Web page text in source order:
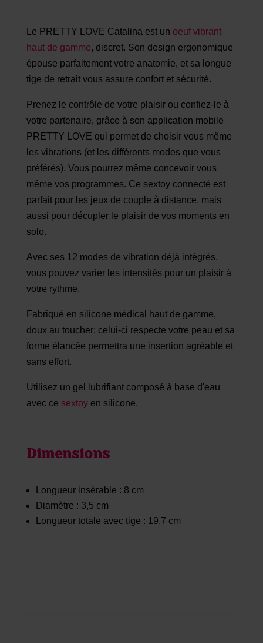
Le PRETTY LOVE Catalina est un oeuf vibrant
haut de gamme, discret. Son design ergonomique
épouse parfaitement votre anatomie, et sa longue
tige de retrait vous assure confort et sécurité.
Prenez le contrôle de votre plaisir ou confiez-le à
votre partenaire, grâce à son application mobile
PRETTY LOVE qui permet de choisir vous même
les vibrations (et les différents modes que vous
préférés). Vous pourrez même concevoir vous
même vos programmes. Ce sextoy connecté est
parfait pour les jeux de couple à distance, mais
aussi pour décupler le plaisir de vos moments en
solo.
Avec ses 12 modes de vibration déjà intégrés,
vous pouvez varier les intensités pour un plaisir à
votre rythme.
Fabriqué en silicone médical haut de gamme,
doux au toucher; celui-ci respecte votre peau et sa
forme élancée permettra une insertion agréable et
sans effort.
Utilisez un gel lubrifiant composé à base d'eau
avec ce sextoyen silicone.
Dimensions
Longueur insérable : 8 cm
Diamètre : 3,5 cm
Longueur totale avec tige : 19,7 cm